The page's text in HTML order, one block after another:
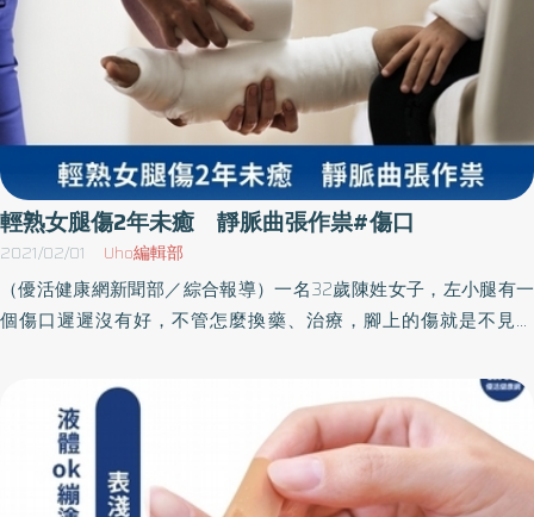
輕熟女腿傷2年未癒 靜脈曲張作祟#傷口
2021/02/01 Uho編輯部
（優活健康網新聞部／綜合報導）一名32歲陳姓女子，左小腿有一
個傷口遲遲沒有好，不管怎麼換藥、治療，腳上的傷就是不見好
療，但女子沒勇氣動刀，直到去年底終於勇敢走進手術室，由心臟
血管外科醫師治療靜脈曲張問題，腳上的傷也慢慢恢復。體重百公
斤、工作需久站 靜脈曲張合併靜脈潰瘍豐原醫院心臟血管外科主
任張耀中表示，下肢或是足部傷口，只要超過二至三星期沒有好，
就有可能是動脈阻塞或靜脈曲張造成。因為動脈潰瘍多半發生在患